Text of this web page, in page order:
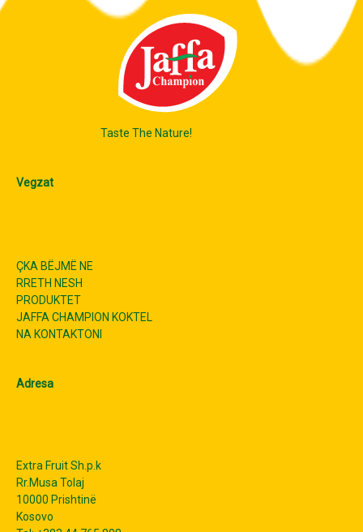
Taste The Nature!
Vegzat
ÇKA BËJMË NE
RRETH NESH
PRODUKTET
JAFFA CHAMPION KOKTEL
NA KONTAKTONI
Adresa
Extra Fruit Sh.p.k
Rr.Musa Tolaj
10000 Prishtinë
Kosovo